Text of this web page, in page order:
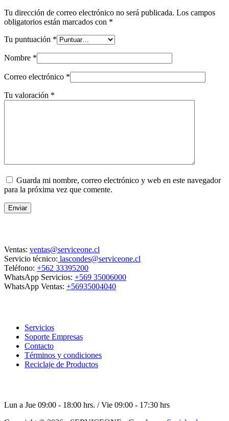
Tu dirección de correo electrónico no será publicada. Los campos
obligatorios están marcados con *
Tu puntuación *
Nombre *
Correo electrónico *
Tu valoración *
Guarda mi nombre, correo electrónico y web en este navegador
para la próxima vez que comente.
Enviar
Ventas: ventas@serviceone.cl
Servicio técnico: lascondes@serviceone.cl
Teléfono: +562 33395200
WhatsApp Servicios: +569 35006000
WhatsApp Ventas: +56935004040
Servicios
Soporte Empresas
Contacto
Términos y condiciones
Reciclaje de Productos
Lun a Jue 09:00 - 18:00 hrs. / Vie 09:00 - 17:30 hrs